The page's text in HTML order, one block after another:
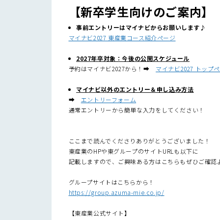
【新卒学生向けのご案内】
事前エントリーはマイナビからお願いします♪
マイナビ2027 東産業コース紹介ページ
2027年卒対象：今後の公開スケジュール
予約はマイナビ2027から！➡ マイナビ2027 トップ
マイナビ以外のエントリー＆申し込み方法
➡ エントリーフォーム
通常エントリーから簡単な入力をしてください！
ここまで読んでくださりありがとうございました！
東産業のHPや東グループのサイトURLも以下に
記載しますので、ご興味ある方はこちらもぜひご確認
グループサイトはこちらから！
https://group.azuma-mie.co.jp/
【東産業公式サイト】